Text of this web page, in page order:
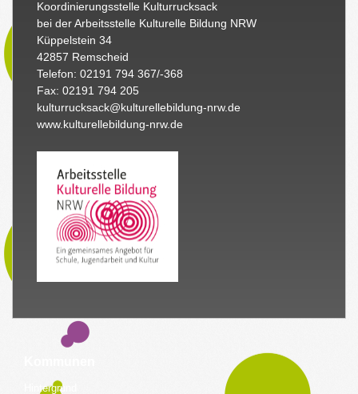
Koordinierungsstelle Kulturrucksack
bei der Arbeitsstelle Kulturelle Bildung NRW
Küppelstein 34
42857 Remscheid
Telefon: 02191 794 367/-368
Fax: 02191 794 205
kulturrucksack@kulturellebildung-nrw.de
www.kulturellebildung-nrw.de
Hintergrund